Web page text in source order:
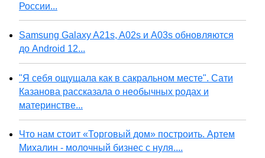
России...
Samsung Galaxy A21s, A02s и A03s обновляются
до Android 12...
"Я себя ощущала как в сакральном месте". Сати
Казанова рассказала о необычных родах и
материнстве...
Что нам стоит «Торговый дом» построить. Артем
Михалин - молочный бизнес с нуля....